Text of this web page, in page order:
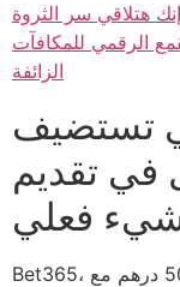
هتلاقي سر الثروة
الرقمي للمكافآت
الزائفة
تستضيف
في تقديم
فعلي
Bet365، على سبيل المثال، يقدم بونص تجريبي 50 درهم مع